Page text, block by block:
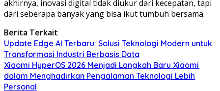
akhirnya, inovasi digital tidak diukur dari kecepatan, tapi
dari seberapa banyak yang bisa ikut tumbuh bersama.
Berita Terkait
Update Edge AI Terbaru: Solusi Teknologi Modern untuk
Transformasi Industri Berbasis Data
Xiaomi HyperOS 2026 Menjadi Langkah Baru Xiaomi
dalam Menghadirkan Pengalaman Teknologi Lebih
Personal